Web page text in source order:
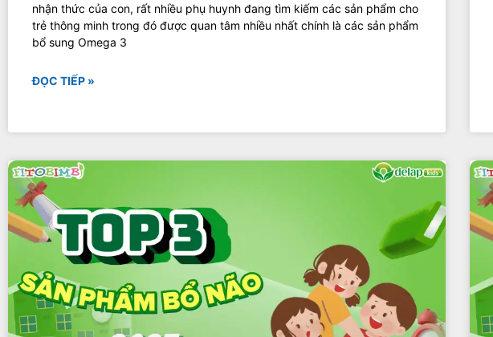
nhận thức của con, rất nhiều phụ huynh đang tìm kiếm các sản phẩm cho
trẻ thông minh trong đó được quan tâm nhiều nhất chính là các sản phẩm
bổ sung Omega 3
ĐỌC TIẾP »